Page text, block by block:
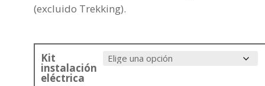
(excluido Trekking).
Kit
instalación
eléctrica